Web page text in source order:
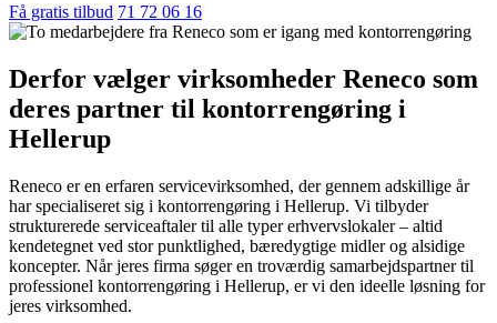
Få gratis tilbud 71 72 06 16
Derfor vælger virksomheder Reneco som
deres partner til kontorrengøring i
Hellerup
Reneco er en erfaren servicevirksomhed, der gennem adskillige år
har specialiseret sig i kontorrengøring i Hellerup. Vi tilbyder
strukturerede serviceaftaler til alle typer erhvervslokaler – altid
kendetegnet ved stor punktlighed, bæredygtige midler og alsidige
koncepter. Når jeres firma søger en troværdig samarbejdspartner til
professionel kontorrengøring i Hellerup, er vi den ideelle løsning for
jeres virksomhed.